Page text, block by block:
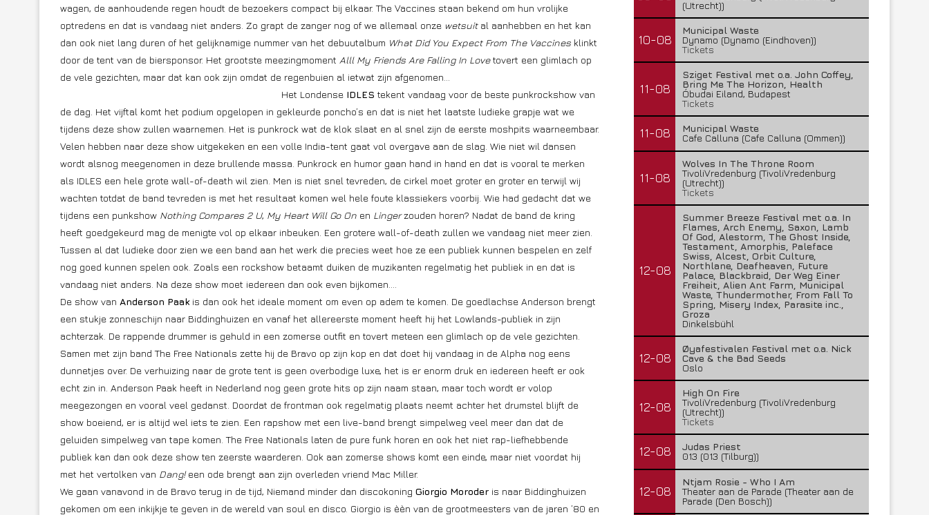
wagen, de aanhoudende regen houdt de bezoekers compact bij elkaar. The Vaccines staan bekend om hun vrolijke
optredens en dat is vandaag niet anders. Zo grapt de zanger nog of we allemaal onze wetsuit al aanhebben en het kan
dan ook niet lang duren of het gelijknamige nummer van het debuutalbum What Did You Expect From The Vaccines klinkt
door de tent van de biersponsor. Het grootste meezingmoment Alll My Friends Are Falling In Lovetovert een glimlach op
de vele gezichten, maar dat kan ook zijn omdat de regenbuien al ietwat zijn afgenomen…
Het Londense IDLES tekent vandaag voor de beste punkrockshow van
de dag. Het vijftal komt het podium opgelopen in gekleurde poncho’s en dat is niet het laatste ludieke grapje wat we
tijdens deze show zullen waarnemen. Het is punkrock wat de klok slaat en al snel zijn de eerste moshpits waarneembaar.
Velen hebben naar deze show uitgekeken en een volle India-tent gaat vol overgave aan de slag. Wie niet wil dansen
wordt alsnog meegenomen in deze brullende massa. Punkrock en humor gaan hand in hand en dat is vooral te merken
als IDLES een hele grote wall-of-death wil zien. Men is niet snel tevreden, de cirkel moet groter en groter en terwijl wij
wachten totdat de band tevreden is met het resultaat komen wel hele foute klassiekers voorbij. Wie had gedacht dat we
tijdens een punkshow Nothing Compares 2 U, My Heart Will Go On en Lingerzouden horen? Nadat de band de kring
heeft goedgekeurd mag de menigte vol op elkaar inbeuken. Een grotere wall-of-death zullen we vandaag niet meer zien.
Tussen al dat ludieke door zien we een band aan het werk die precies weet hoe ze een publiek kunnen bespelen en zelf
nog goed kunnen spelen ook. Zoals een rockshow betaamt duiken de muzikanten regelmatig het publiek in en dat is
vandaag niet anders. Na deze show moet iedereen dan ook even bijkomen….
De show van Anderson Paakis dan ook het ideale moment om even op adem te komen. De goedlachse Anderson brengt
een stukje zonneschijn naar Biddinghuizen en vanaf het allereerste moment heeft hij het Lowlands-publiek in zijn
achterzak. De rappende drummer is gehuld in een zomerse outfit en tovert meteen een glimlach op de vele gezichten.
Samen met zijn band The Free Nationals zette hij de Bravo op zijn kop en dat doet hij vandaag in de Alpha nog eens
dunnetjes over. De verhuizing naar de grote tent is geen overbodige luxe, het is er enorm druk en iedereen heeft er ook
echt zin in. Anderson Paak heeft in Nederland nog geen grote hits op zijn naam staan, maar toch wordt er volop
meegezongen en vooral veel gedanst. Doordat de frontman ook regelmatig plaats neemt achter het drumstel blijft de
show boeiend, er is altijd wel iets te zien. Een rapshow met een live-band brengt simpelweg veel meer dan dat de
geluiden simpelweg van tape komen. The Free Nationals laten de pure funk horen en ook het niet rap-liefhebbende
publiek kan dan ook deze show ten zeerste waarderen. Ook aan zomerse shows komt een einde, maar niet voordat hij
met het vertolken van Dang!een ode brengt aan zijn overleden vriend Mac Miller.
We gaan vanavond in de Bravo terug in de tijd, Niemand minder dan discokoning Giorgio Moroder is naar Biddinghuizen
gekomen om een inkijkje te geven in de wereld van soul en disco. Giorgio is èèn van de grootmeesters van de jaren ’80 en
(Utrecht))
10-08
Municipal Waste
Dynamo (Dynamo (Eindhoven))
Tickets
11-08
Sziget Festival met o.a. John Coffey,
Bring Me The Horizon, Health
Óbudai Eiland, Budapest
Tickets
11-08
Municipal Waste
Cafe Calluna (Cafe Calluna (Ommen))
11-08
Wolves In The Throne Room
TivoliVredenburg (TivoliVredenburg
(Utrecht))
Tickets
12-08
Summer Breeze Festival met o.a. In
Flames, Arch Enemy, Saxon, Lamb
Of God, Alestorm, The Ghost Inside,
Testament, Amorphis, Paleface
Swiss, Alcest, Orbit Culture,
Northlane, Deafheaven, Future
Palace, Blackbraid, Der Weg Einer
Freiheit, Alien Ant Farm, Municipal
Waste, Thundermother, From Fall To
Spring, Misery Index, Parasite inc.,
Groza
Dinkelsbühl
12-08
Øyafestivalen Festival met o.a. Nick
Cave & the Bad Seeds
Oslo
12-08
High On Fire
TivoliVredenburg (TivoliVredenburg
(Utrecht))
Tickets
12-08
Judas Priest
013 (013 (Tilburg))
12-08
Ntjam Rosie - Who I Am
Theater aan de Parade (Theater aan de
Parade (Den Bosch))